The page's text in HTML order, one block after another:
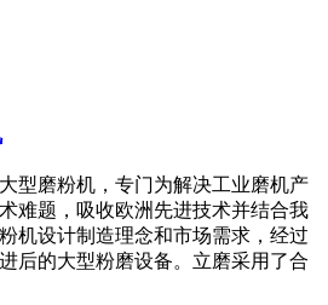
型磨粉机，专门为解决工业磨机产
难题，吸收欧洲先进技术并结合我
机设计制造理念和市场需求，经过
后的大型粉磨设备。立磨采用了合